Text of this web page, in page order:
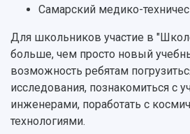
Самарский медико-
Для школьников участие в
больше, чем просто новый
возможность ребятам
исследования, познакомиться с
инженерами, поработать с
технологиями.